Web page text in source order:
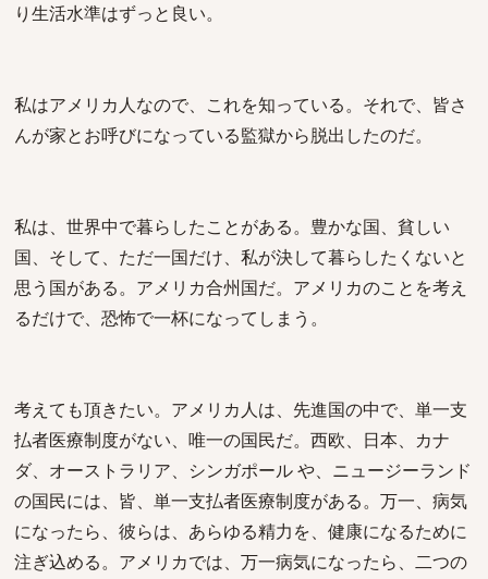
り生活水準はずっと良い。
私はアメリカ人なので、これを知っている。それで、皆さ
んが家とお呼びになっている監獄から脱出したのだ。
私は、世界中で暮らしたことがある。豊かな国、貧しい
国、そして、ただ一国だけ、私が決して暮らしたくないと
思う国がある。アメリカ合州国だ。アメリカのことを考え
るだけで、恐怖で一杯になってしまう。
考えても頂きたい。アメリカ人は、先進国の中で、単一支
払者医療制度がない、唯一の国民だ。西欧、日本、カナ
ダ、オーストラリア、シンガポール や、ニュージーランド
の国民には、皆、単一支払者医療制度がある。万一、病気
になったら、彼らは、あらゆる精力を、健康になるために
注ぎ込める。アメリカでは、万一病気になったら、二つの